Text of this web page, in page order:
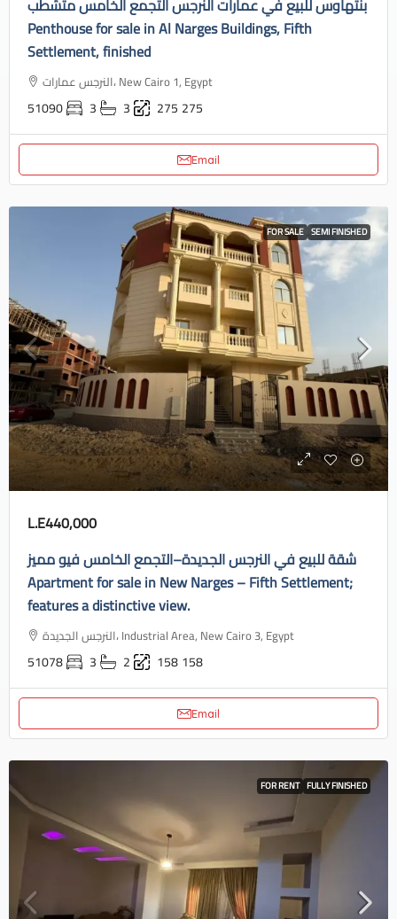
بنتهاوس للبيع في عمارات النرجس التجمع الخامس متشطب
Penthouse for sale in Al Narges Buildings, Fifth
Settlement, finished
النرجس عمارات، New Cairo 1, Egypt
51090 3 3 275 275
Email
FOR SALE SEMI FINISHED
L.E440,000
شقة للبيع في النرجس الجديدة–التجمع الخامس فيو مميز
Apartment for sale in New Narges – Fifth Settlement;
features a distinctive view.
النرجس الجديدة، Industrial Area, New Cairo 3, Egypt
51078 3 2 158158
Email
FOR RENT FULLY FINISHED